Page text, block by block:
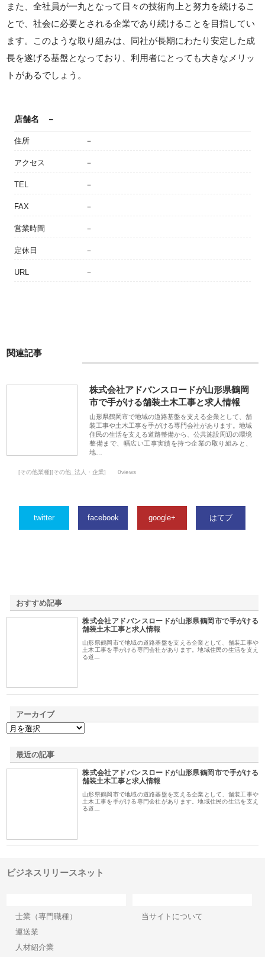
また、全社員が一丸となって日々の技術向上と努力を続けるこ
とで、社会に必要とされる企業であり続けることを目指してい
ます。このような取り組みは、同社が長期にわたり安定した成
長を遂げる基盤となっており、利用者にとっても大きなメリッ
トがあるでしょう。
店舗名 －
住所 －
アクセス －
TEL －
FAX －
営業時間 －
定休日 －
URL －
関連記事
株式会社アドバンスロードが山形県鶴岡
市で手がける舗装土木工事と求人情報
山形県鶴岡市で地域の道路基盤を支える企業として、舗
装工事や土木工事を手がける専門会社があります。地域
住民の生活を支える道路整備から、公共施設周辺の環境
整備まで、幅広い工事実績を持つ企業の取り組みと、
地…
[その他業種][その他_法人・企業] 0views
twitter facebook google+ はてブ
おすすめ記事
株式会社アドバンスロードが山形県鶴岡市で手がける
舗装土木工事と求人情報
山形県鶴岡市で地域の道路基盤を支える企業として、舗装工事や
土木工事を手がける専門会社があります。地域住民の生活を支え
る道…
アーカイブ
最近の記事
株式会社アドバンスロードが山形県鶴岡市で手がける
舗装土木工事と求人情報
山形県鶴岡市で地域の道路基盤を支える企業として、舗装工事や
土木工事を手がける専門会社があります。地域住民の生活を支え
る道…
ビジネスリリースネット
士業（専門職種）
運送業
人材紹介業
当サイトについて